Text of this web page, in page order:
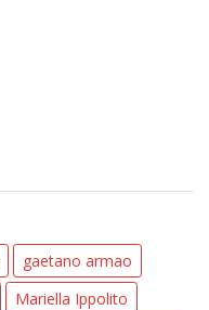
gaetano armao
Mariella Ippolito